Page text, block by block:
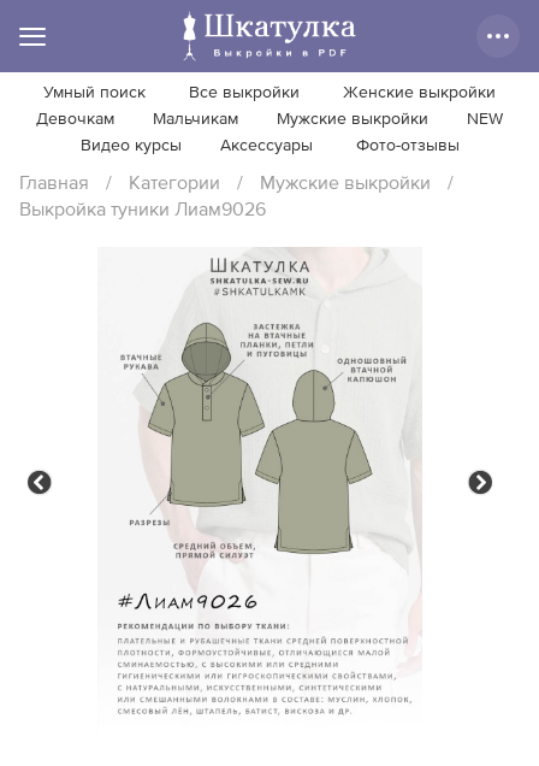
Умный поиск Все выкройки
Женские выкройки
Девочкам
Мальчикам Мужские выкройки
NEW
Видео курсы
Аксессуары Фото-отзывы
Главная / Категории / Мужские выкройки
/
Выкройка туники Лиам9026